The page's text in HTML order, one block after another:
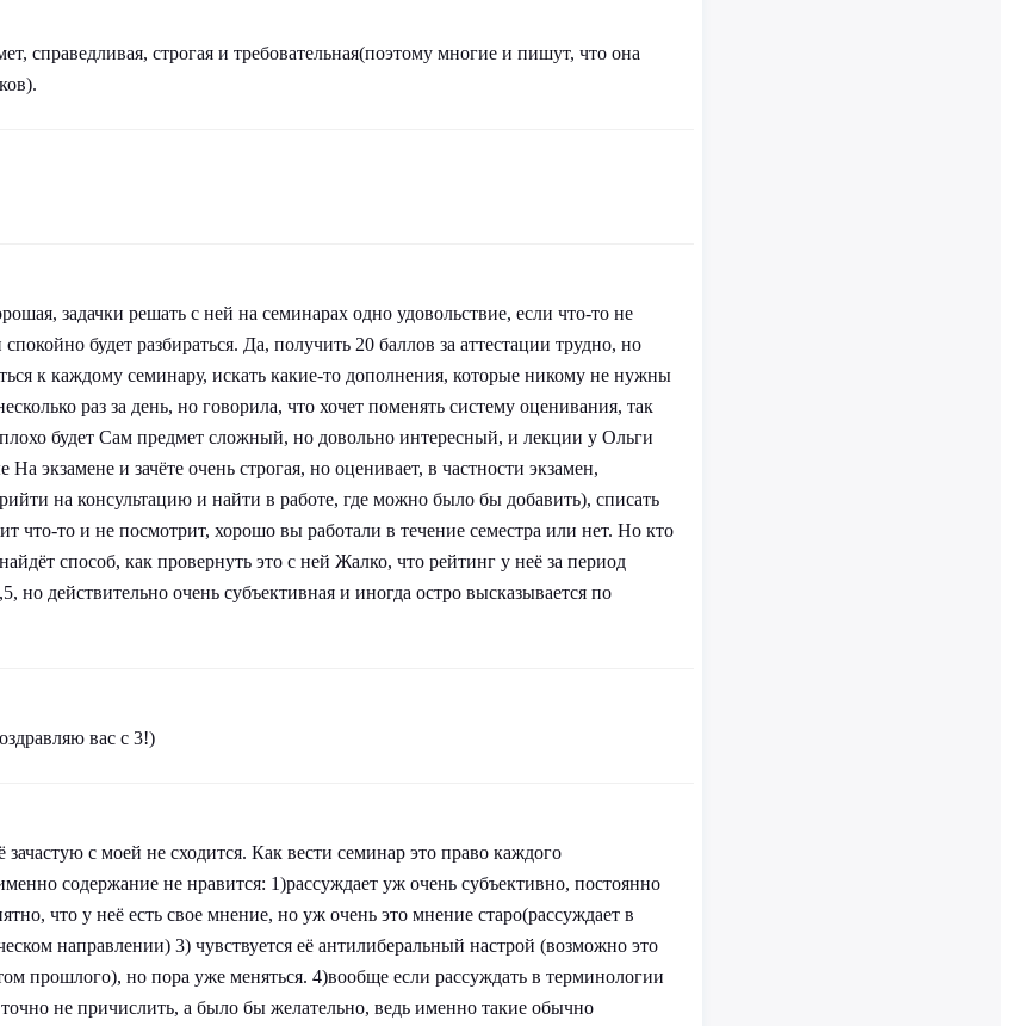
справедливая, строгая и требовательная(поэтому многие и пишут, что она
задачки решать с ней на семинарах одно удовольствие, если что-то не
будет разбираться. Да, получить 20 баллов за аттестации трудно, но
к каждому семинару, искать какие-то дополнения, которые никому не нужны
раз за день, но говорила, что хочет поменять систему оценивания, так
будет Сам предмет сложный, но довольно интересный, и лекции у Ольги
экзамене и зачёте очень строгая, но оценивает, в частности экзамен,
на консультацию и найти в работе, где можно было бы добавить), списать
что-то и не посмотрит, хорошо вы работали в течение семестра или нет. Но кто
способ, как провернуть это с ней Жалко, что рейтинг у неё за период
но действительно очень субъективная и иногда остро высказывается по
вас с 3!)
с моей не сходится. Как вести семинар это право каждого
содержание не нравится: 1)рассуждает уж очень субъективно, постоянно
что у неё есть свое мнение, но уж очень это мнение старо(рассуждает в
направлении) 3) чувствуется её антилиберальный настрой (возможно это
прошлого), но пора уже меняться. 4)вообще если рассуждать в терминологии
не причислить, а было бы желательно, ведь именно такие обычно